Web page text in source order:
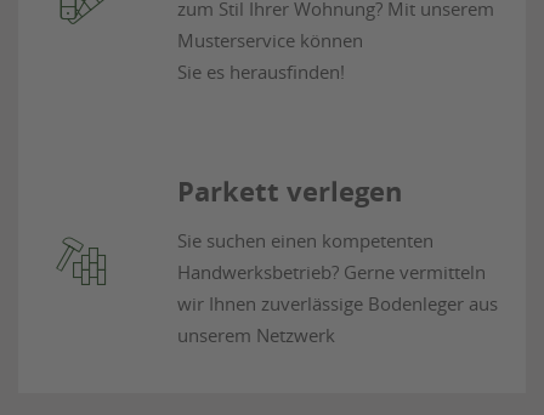
zum Stil Ihrer Wohnung? Mit unserem
Musterservice können
Sie es herausfinden!
Parkett verlegen
Sie suchen einen kompetenten
Handwerksbetrieb? Gerne vermitteln
wir Ihnen zuverlässige Bodenleger aus
unserem Netzwerk